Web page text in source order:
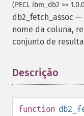
(PECL ibm_db2 >=
db2_fetch_assoc —
nome da coluna,
conjunto de
Descrição
function